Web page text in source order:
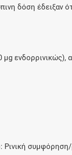
δόση έδειξαν
ενδορρινικώς),
συμφόρηση/